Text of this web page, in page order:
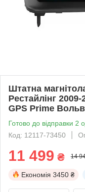
Штатна
Рестайлінг
GPS Prime
Готово до відправки 2
Код: 12117-73450
11 499 ₴ 14
Економія 3450 ₴